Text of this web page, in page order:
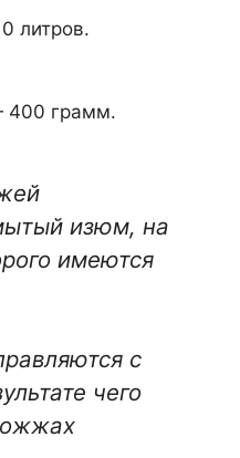
литров.
грамм.
изюм, на
имеются
с
чего